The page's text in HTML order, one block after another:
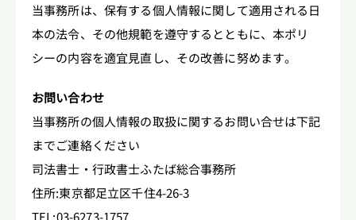
当事務所は、保有する個人情報に関して適用される日
本の法令、その他規範を遵守するとともに、本ポリ
シーの内容を適宜見直し、その改善に努めます。
お問い合わせ
当事務所の個人情報の取扱に関するお問い合せは下記
までご連絡ください
司法書士・行政書士ふたば総合事務所
住所:東京都足立区千住4-26-3
TEL:03-6273-1757